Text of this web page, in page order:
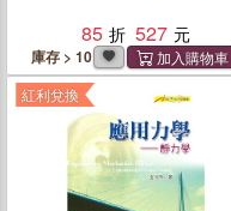
85
527
庫存 > 10
紅利兌換